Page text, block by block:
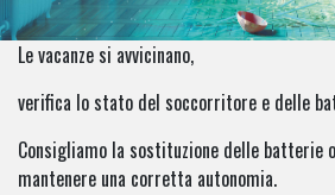
Le vacanze si avvicinano,
verifica lo stato del soccorritore e delle
Consigliamo la sostituzione delle batterie
mantenere una corretta autonomia.